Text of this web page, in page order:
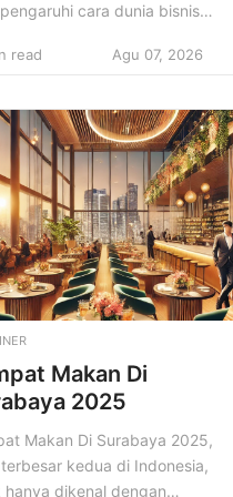
cara dunia bisnis
Learning). Pembelajaran
buatan (Artificial
AI), telah mengubah
berinteraksi dengan
informasi, serta
Tidak hanya terbatas
teknologi, kini pembelajaran
telah merambah ke hampir
bidang, […]
read Agu 07, 2026
Makan Di
2025
Makan Di Surabaya 2025,
kedua di Indonesia,
hanya dikenal dengan